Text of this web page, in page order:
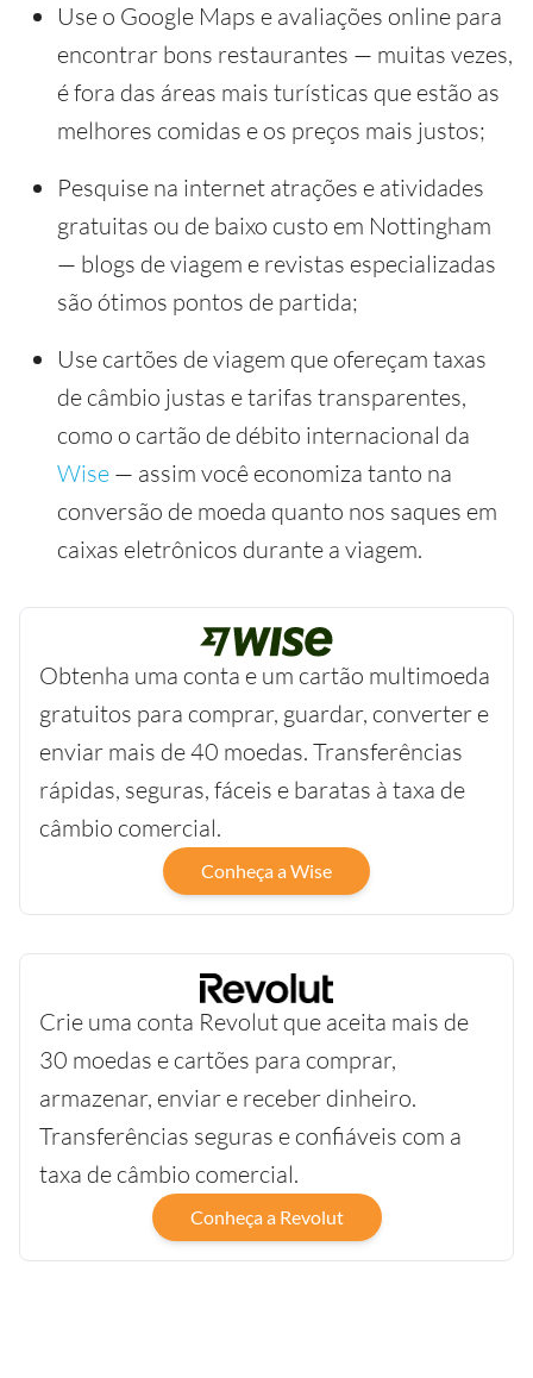
Use o Google Maps e avaliações online para
encontrar bons restaurantes — muitas vezes,
é fora das áreas mais turísticas que estão as
melhores comidas e os preços mais justos;
Pesquise na internet atrações e atividades
gratuitas ou de baixo custo em Nottingham
— blogs de viagem e revistas especializadas
são ótimos pontos de partida;
Use cartões de viagem que ofereçam taxas
de câmbio justas e tarifas transparentes,
como o cartão de débito internacional da
Wise — assim você economiza tanto na
conversão de moeda quanto nos saques em
caixas eletrônicos durante a viagem.
Obtenha uma conta e um cartão multimoeda
gratuitos para comprar, guardar, converter e
enviar mais de 40 moedas. Transferências
rápidas, seguras, fáceis e baratas à taxa de
câmbio comercial.
Conheça a Wise
Crie uma conta Revolut que aceita mais de
30 moedas e cartões para comprar,
armazenar, enviar e receber dinheiro.
Transferências seguras e confiáveis com a
taxa de câmbio comercial.
Conheça a Revolut